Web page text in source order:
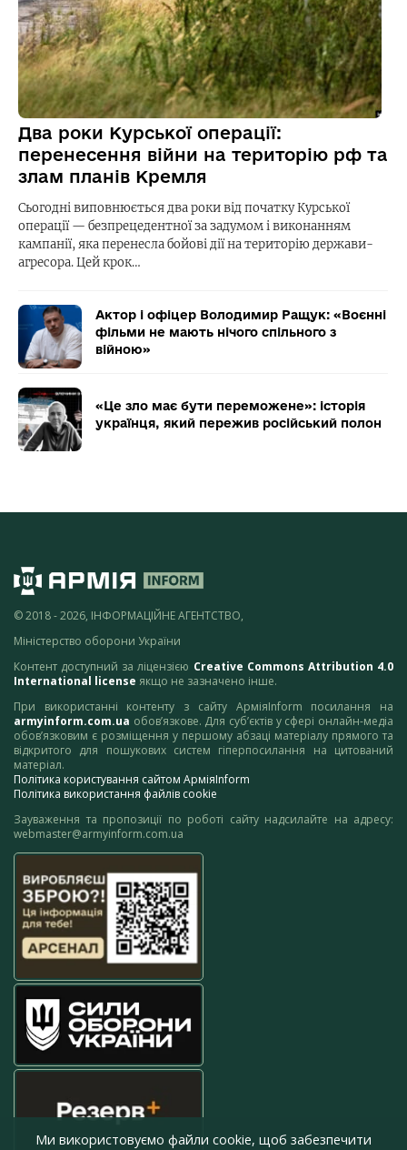
Два роки Курської операції:
перенесення війни на територію рф та
злам планів Кремля
Сьогодні виповнюється два роки від початку Курської
операції — безпрецедентної за задумом і виконанням
кампанії, яка перенесла бойові дії на територію держави-
агресора. Цей крок…
Актор і офіцер Володимир Ращук: «Воєнні
фільми не мають нічого спільного з
війною»
«Це зло має бути переможене»: історія
українця, який пережив російський полон
© 2018 - 2026, ІНФОРМАЦІЙНЕ АГЕНТСТВО,
Міністерство оборони України
Контент доступний за ліцензією Creative Commons Attribution 4.0
International license якщо не зазначено інше.
При використанні контенту з сайту АрміяInform посилання на
armyinform.com.ua обов’язкове. Для суб’єктів у сфері онлайн-медіа
обов’язковим є розміщення у першому абзаці матеріалу прямого та
відкритого для пошукових систем гіперпосилання на цитований
матеріал.
Політика користування сайтом АрміяInform
Політика використання файлів cookie
Зауваження та пропозиції по роботі сайту надсилайте на адресу:
webmaster@armyinform.com.ua
Ми використовуємо файли cookie, щоб забезпечити